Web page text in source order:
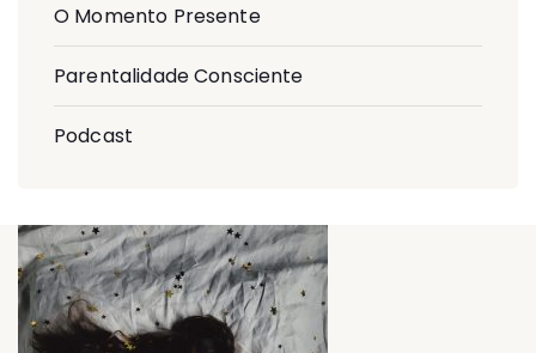
O Momento Presente
Parentalidade Consciente
Podcast